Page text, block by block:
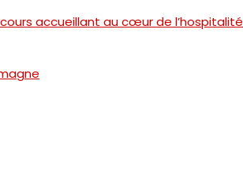
accueillant au cœur de l’hospitalité